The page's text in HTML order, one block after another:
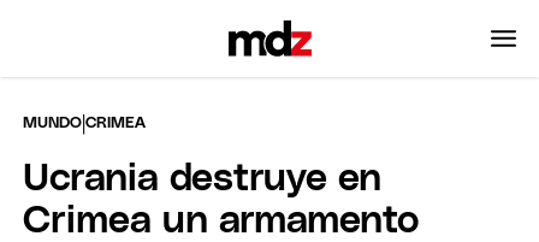
MUNDO |CRIMEA
Ucrania destruye en
Crimea un armamento